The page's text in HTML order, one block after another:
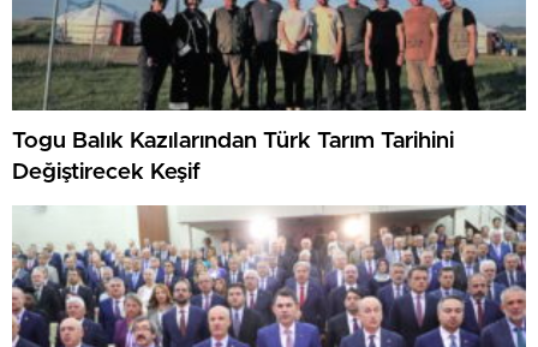
Togu Balık Kazılarından Türk Tarım Tarihini
Değiştirecek Keşif